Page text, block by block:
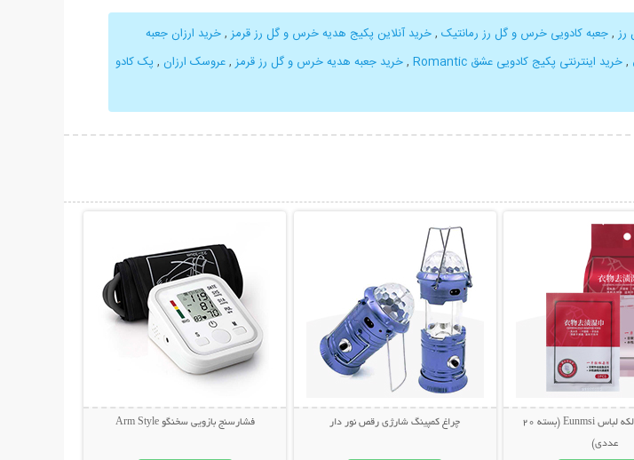
,جعبه کادویی خرس و گل رز رمانتیک ,خرید آنلاین پکیج هدیه خرس و گل رز قرمز ,خرید ارزان جعبه
,خرید اینترنتی پکیج کادویی عشق Romantic ,خرید جعبه هدیه خرس و گل رز قرمز ,عروسک ارزان , پک کادو
پد پاک کننده لکه لباس Eunmsi (بسته 20
عددی)
چراغ کمپینگ شارژی رقص نور دار فشارسنج بازویی سخنگو Arm Style